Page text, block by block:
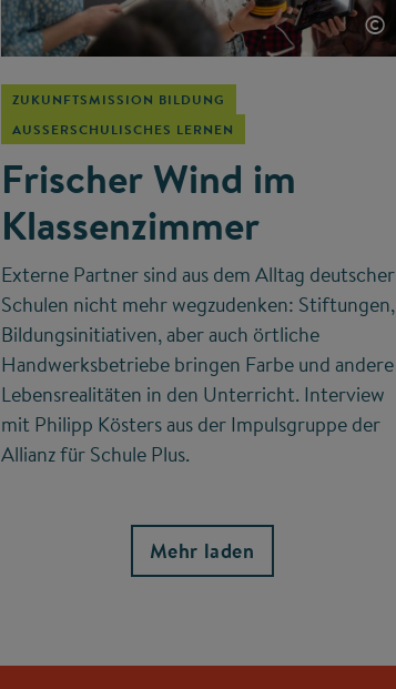
©
ZUKUNFTSMISSION BILDUNG
AUSSERSCHULISCHES LERNEN
Frischer Wind im
Klassenzimmer
Externe Partner sind aus dem Alltag deutscher
Schulen nicht mehr wegzudenken: Stiftungen,
Bildungsinitiativen, aber auch örtliche
Handwerksbetriebe bringen Farbe und andere
Lebensrealitäten in den Unterricht. Interview
mit Philipp Kösters aus der Impulsgruppe der
Allianz für Schule Plus.
Mehr laden